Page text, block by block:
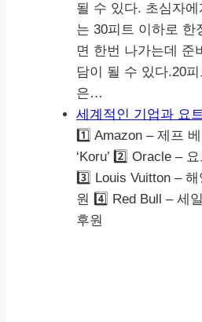
될 수 있다. 초심자
는 30피트 이하로 한
면 한번 나가는데 준
담이 될 수 있다.20
은…
세계적인 기업과 요
1️⃣ Amazon – 제프
‘Koru’ 2️⃣ Oracle –
3️⃣ Louis Vuitton –
원 4️⃣ Red Bull – 세
후원